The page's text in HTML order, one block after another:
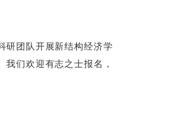
研团队开展新结构经济学
们欢迎有志之士报名，